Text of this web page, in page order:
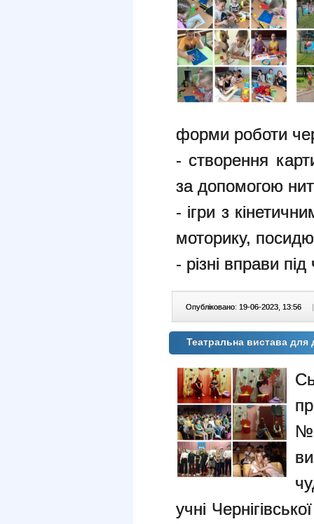
форми роботи
- створення
за допомогою
- ігри з
моторику,
- різні вправи
Опубліковано: 19-06-2023, 13:56 |
Театральна вистава
учні